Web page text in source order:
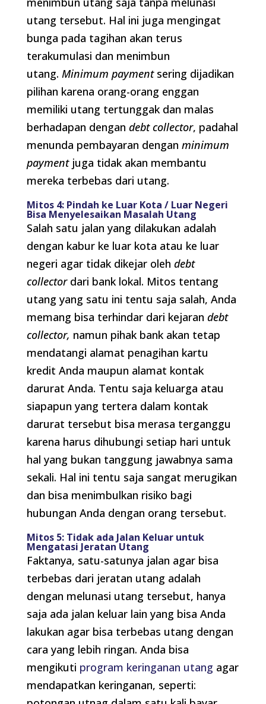
utang tersebut. Hal ini juga mengingat
bunga pada tagihan akan terus
terakumulasi dan menimbun
utang. Minimum paymentsering dijadikan
pilihan karena orang-orang enggan
memiliki utang tertunggak dan malas
berhadapan dengan debt collector, padahal
menunda pembayaran dengan minimum
paymentjuga tidak akan membantu
mereka terbebas dari utang.
Mitos 4: Pindah ke Luar Kota / Luar Negeri
Bisa Menyelesaikan Masalah Utang
Salah satu jalan yang dilakukan adalah
dengan kabur ke luar kota atau ke luar
negeri agar tidak dikejar oleh debt
collectordari bank lokal. Mitos tentang
utang yang satu ini tentu saja salah, Anda
memang bisa terhindar dari kejaran debt
collector, namun pihak bank akan tetap
mendatangi alamat penagihan kartu
kredit Anda maupun alamat kontak
darurat Anda. Tentu saja keluarga atau
siapapun yang tertera dalam kontak
darurat tersebut bisa merasa terganggu
karena harus dihubungi setiap hari untuk
hal yang bukan tanggung jawabnya sama
sekali. Hal ini tentu saja sangat merugikan
dan bisa menimbulkan risiko bagi
hubungan Anda dengan orang tersebut.
Mitos 5: Tidak ada Jalan Keluar untuk
Mengatasi Jeratan Utang
Faktanya, satu-satunya jalan agar bisa
terbebas dari jeratan utang adalah
dengan melunasi utang tersebut, hanya
saja ada jalan keluar lain yang bisa Anda
lakukan agar bisa terbebas utang dengan
cara yang lebih ringan. Anda bisa
mengikuti program keringanan utang agar
mendapatkan keringanan, seperti: